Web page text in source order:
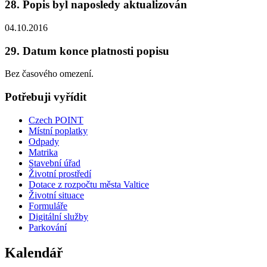
28. Popis byl naposledy aktualizován
04.10.2016
29. Datum konce platnosti popisu
Bez časového omezení.
Potřebuji vyřídit
Czech POINT
Místní poplatky
Odpady
Matrika
Stavební úřad
Životní prostředí
Dotace z rozpočtu města Valtice
Životní situace
Formuláře
Digitální služby
Parkování
Kalendář